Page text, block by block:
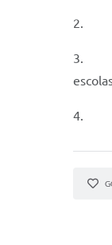
2.
3.
4.